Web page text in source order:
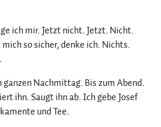
ich mir. Jetzt nicht. Jetzt. Nicht.
so sicher, denke ich. Nichts.
ganzen Nachmittag. Bis zum Abend.
ihn. Saugt ihn ab. Ich gebe Josef
und Tee.